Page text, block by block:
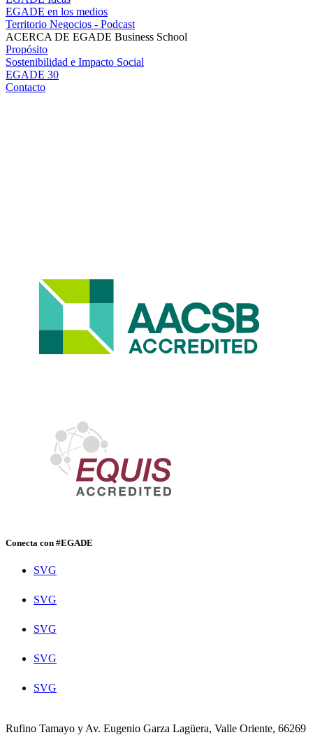
EGADE en los medios
Territorio Negocios - Podcast
ACERCA DE EGADE Business School
Propósito
Sostenibilidad e Impacto Social
EGADE 30
Contacto
Conecta con #EGADE
SVG
SVG
SVG
SVG
SVG
Rufino Tamayo y Av. Eugenio Garza Lagüera, Valle Oriente, 66269